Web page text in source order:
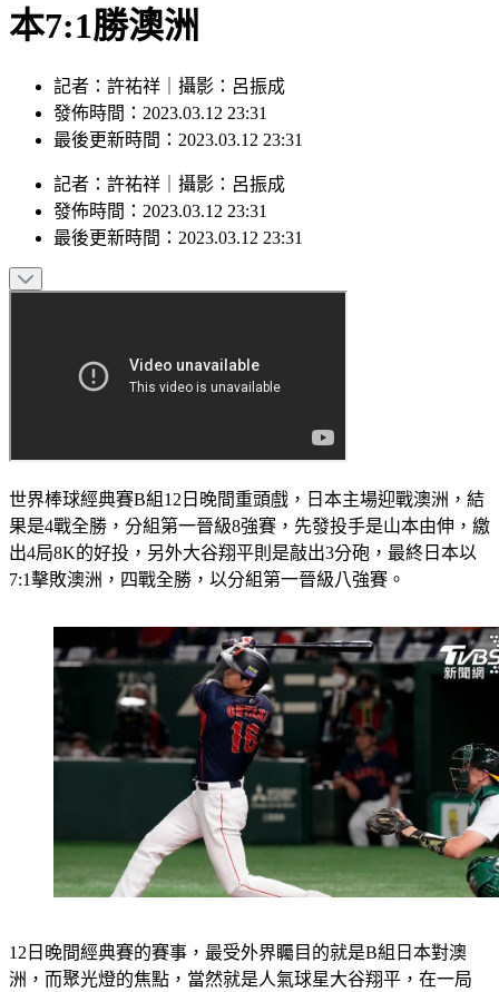
本7:1勝澳洲
記者：許祐祥｜攝影：呂振成
發佈時間：2023.03.12 23:31
最後更新時間：2023.03.12 23:31
記者 ： 許祐祥 攝影 ： 呂振成
發佈時間： 2023.03.12 23:31
最後更新時間： 2023.03.12 23:31
世界棒球經典賽B組12日晚間重頭戲，日本主場迎戰澳洲，結
果是4戰全勝，分組第一晉級8強賽，先發投手是山本由伸，繳
出4局8K的好投，另外大谷翔平則是敲出3分砲，最終日本以
7:1擊敗澳洲，四戰全勝，以分組第一晉級八強賽。
12日晚間經典賽的賽事，最受外界矚目的就是B組日本對澳
洲，而聚光燈的焦點，當然就是人氣球星大谷翔平，在一局